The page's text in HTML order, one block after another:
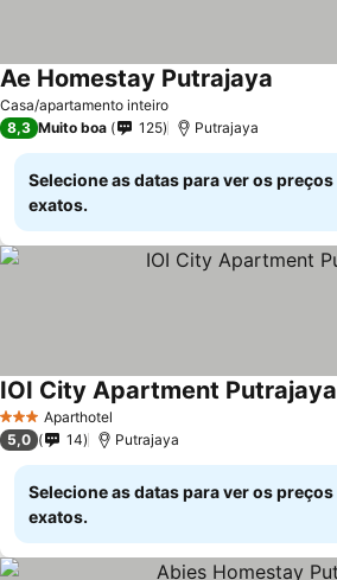
Casa/apartamento inteiro
Ae Homestay Putrajaya
8,3 Muito boa 125 Putrajaya
Selecione as datas para ver os preços
exatos.
3 EstrelasAparthotel
IOI City Apartment Putrajaya
5,0 14 Putrajaya
Selecione as datas para ver os preços
exatos.